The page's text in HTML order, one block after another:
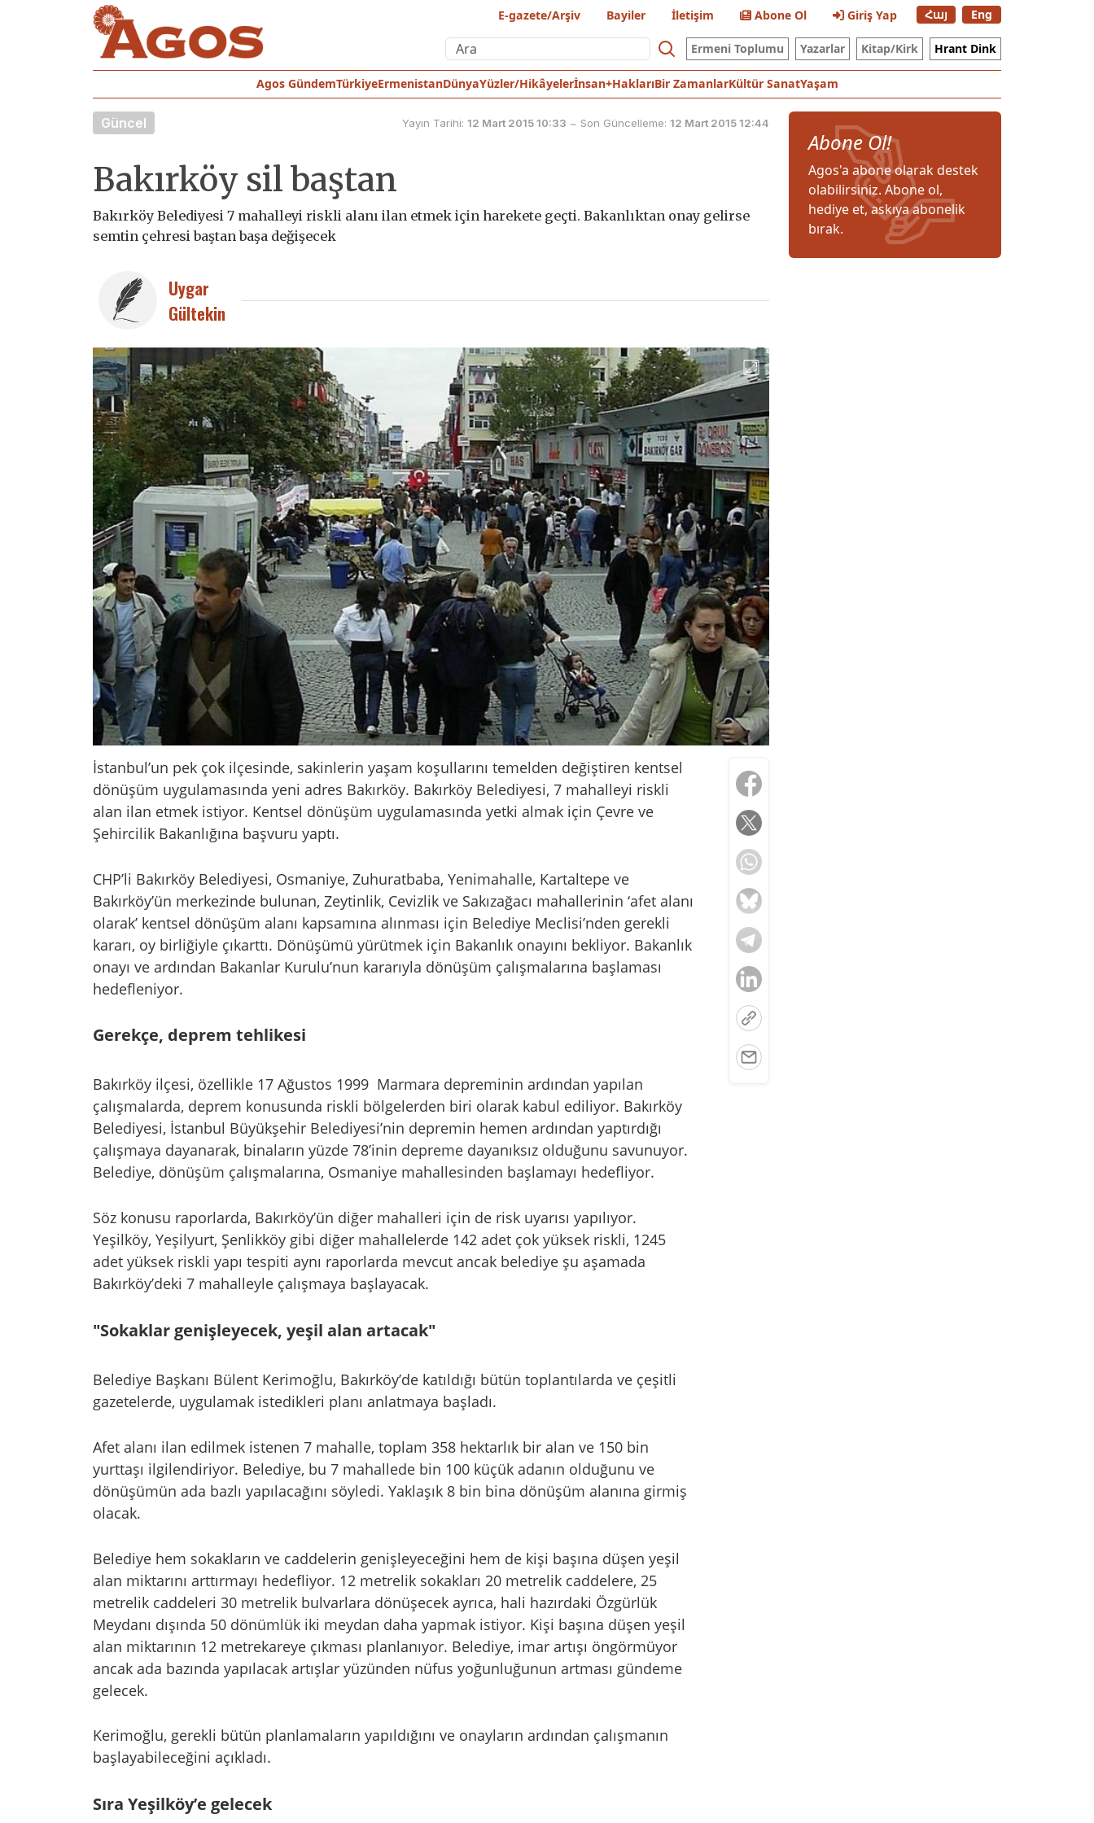
E-gazete/Arşiv Bayiler İletişim Abone Ol Giriş Yap Հայ Eng
Ermeni Toplumu Yazarlar Kitap/Kirk Hrant Dink
Agos GündemTürkiyeErmenistanDünyaYüzler/Hikâyelerİnsan+HaklarıBir ZamanlarKültür SanatYaşam
Güncel Yayın Tarihi: 12 Mart 2015 10:33 ~ Son Güncelleme: 12 Mart 2015 12:44
Bakırköy sil baştan
Bakırköy Belediyesi 7 mahalleyi riskli alanı ilan etmek için harekete geçti. Bakanlıktan onay gelirse
semtin çehresi baştan başa değişecek
Uygar
Gültekin
İstanbul’un pek çok ilçesinde, sakinlerin yaşam koşullarını temelden değiştiren kentsel
dönüşüm uygulamasında yeni adres Bakırköy. Bakırköy Belediyesi, 7 mahalleyi riskli
alan ilan etmek istiyor. Kentsel dönüşüm uygulamasında yetki almak için Çevre ve
Şehircilik Bakanlığına başvuru yaptı.
CHP’li Bakırköy Belediyesi, Osmaniye, Zuhuratbaba, Yenimahalle, Kartaltepe ve
Bakırköy’ün merkezinde bulunan, Zeytinlik, Cevizlik ve Sakızağacı mahallerinin ‘afet alanı
olarak’ kentsel dönüşüm alanı kapsamına alınması için Belediye Meclisi’nden gerekli
kararı, oy birliğiyle çıkarttı. Dönüşümü yürütmek için Bakanlık onayını bekliyor. Bakanlık
onayı ve ardından Bakanlar Kurulu’nun kararıyla dönüşüm çalışmalarına başlaması
hedefleniyor.
Gerekçe, deprem tehlikesi
Bakırköy ilçesi, özellikle 17 Ağustos 1999 Marmara depreminin ardından yapılan
çalışmalarda, deprem konusunda riskli bölgelerden biri olarak kabul ediliyor. Bakırköy
Belediyesi, İstanbul Büyükşehir Belediyesi’nin depremin hemen ardından yaptırdığı
çalışmaya dayanarak, binaların yüzde 78’inin depreme dayanıksız olduğunu savunuyor.
Belediye, dönüşüm çalışmalarına, Osmaniye mahallesinden başlamayı hedefliyor.
Söz konusu raporlarda, Bakırköy’ün diğer mahalleri için de risk uyarısı yapılıyor.
Yeşilköy, Yeşilyurt, Şenlikköy gibi diğer mahallelerde 142 adet çok yüksek riskli, 1245
adet yüksek riskli yapı tespiti aynı raporlarda mevcut ancak belediye şu aşamada
Bakırköy’deki 7 mahalleyle çalışmaya başlayacak.
"Sokaklar genişleyecek, yeşil alan artacak"
Belediye Başkanı Bülent Kerimoğlu, Bakırköy’de katıldığı bütün toplantılarda ve çeşitli
gazetelerde, uygulamak istedikleri planı anlatmaya başladı.
Afet alanı ilan edilmek istenen 7 mahalle, toplam 358 hektarlık bir alan ve 150 bin
yurttaşı ilgilendiriyor. Belediye, bu 7 mahallede bin 100 küçük adanın olduğunu ve
dönüşümün ada bazlı yapılacağını söyledi. Yaklaşık 8 bin bina dönüşüm alanına girmiş
olacak.
Belediye hem sokakların ve caddelerin genişleyeceğini hem de kişi başına düşen yeşil
alan miktarını arttırmayı hedefliyor. 12 metrelik sokakları 20 metrelik caddelere, 25
metrelik caddeleri 30 metrelik bulvarlara dönüşecek ayrıca, hali hazırdaki Özgürlük
Meydanı dışında 50 dönümlük iki meydan daha yapmak istiyor. Kişi başına düşen yeşil
alan miktarının 12 metrekareye çıkması planlanıyor. Belediye, imar artışı öngörmüyor
ancak ada bazında yapılacak artışlar yüzünden nüfus yoğunluğunun artması gündeme
gelecek.
Kerimoğlu, gerekli bütün planlamaların yapıldığını ve onayların ardından çalışmanın
başlayabileceğini açıkladı.
Sıra Yeşilköy’e gelecek
Abone Ol!
Agos'a abone olarak destek
olabilirsiniz. Abone ol,
hediye et, askıya abonelik
bırak.